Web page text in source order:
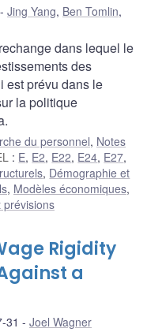
Jing Yang, Ben Tomlin,
dans lequel le
des
est prévu dans le
la politique
du personnel, Notes
: E, E2, E22, E24, E27,
, Démographie et
, Modèles économiques,
prévisions
Rigidity
a
31 Joel Wagner